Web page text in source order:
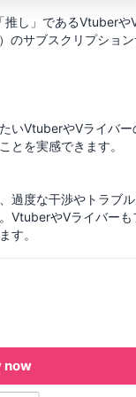
し」であるVtuberやV
サブスクリプション
いVtuberやVライバー
とを実感できます。
過度な干渉やトラブ
VtuberやVライバー
now